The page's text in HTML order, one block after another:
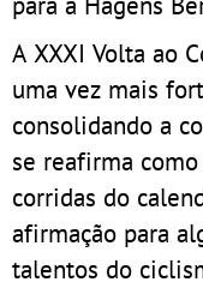
A XXXI Volta ao
uma vez mais
consolidando a
se reafirma
corridas do
afirmação para
talentos do